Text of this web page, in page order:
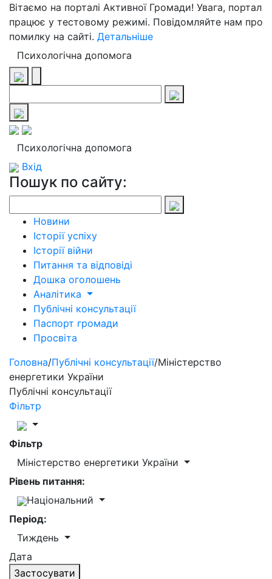
Вітаємо на порталі Активної Громади! Увага, портал
працює у тестовому режимі. Повідомляйте нам про
помилку на сайті. Детальніше
Психологічна допомога
Психологічна допомога
Вхід
Пошук по сайту:
Новини
Історії успіху
Історії війни
Питання та відповіді
Дошка оголошень
Аналітика
Публічні консультації
Паспорт громади
Просвіта
Головна/Публічні консультації/Міністерство
енергетики України
Публічні консультації
Фільтр
Фільтр
Міністерство енергетики України
Рівень питання:
Національний
Період:
Тиждень
Дата
Застосувати